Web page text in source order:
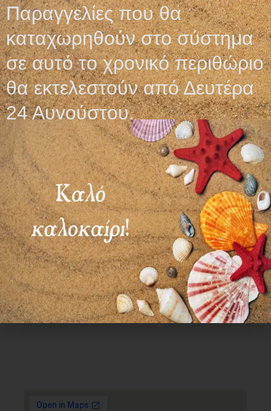
Ωράριο λειτουργίας
ΕΙΔΙΚΟ ΘΕΡΙΝΟ ΩΡΑΡΙΟ
ΔΕΥ-ΠΑΡ: 09:00-14:30
ΣΑΒ – ΚΥΡ: ΚΛΕΙΣΤΑ
Χρήσιμα Links
Όροι Χρήσης
Πολιτική απορρήτου
Τρόποι πληρωμής
Τρόποι αποστολής
Παραγγελίες που θα
καταχωρηθούν στο σύστημα
σε αυτό το χρονικό περιθώριο
θα εκτελεστούν από Δευτέρα
24 Αυγούστου.